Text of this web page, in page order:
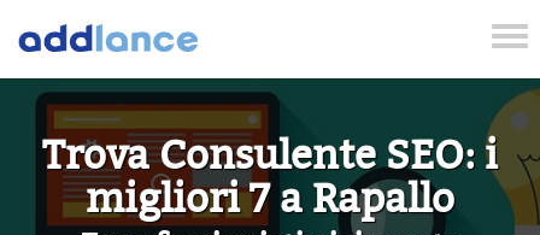
Trova Consulente SEO: i
migliori 7 a Rapallo